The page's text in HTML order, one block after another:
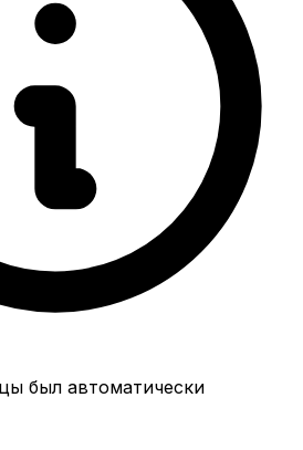
был автоматически